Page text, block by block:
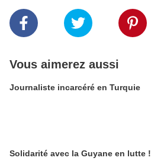
Vous aimerez aussi
Journaliste incarcéré en Turquie
Solidarité avec la Guyane en lutte !